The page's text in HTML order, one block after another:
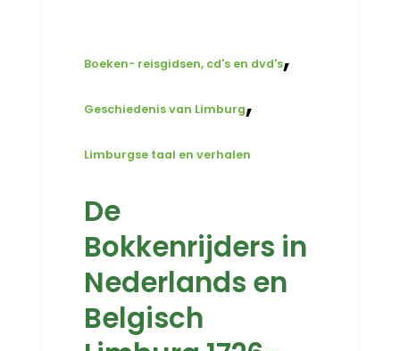
Boeken- reisgidsen, cd's en dvd's,
Geschiedenis van Limburg,
Limburgse taal en verhalen
De
Bokkenrijders in
Nederlands en
Belgisch